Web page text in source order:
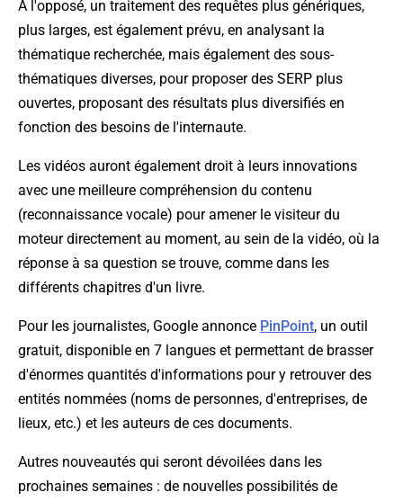
À l'opposé, un traitement des requêtes plus génériques,
plus larges, est également prévu, en analysant la
thématique recherchée, mais également des sous-
thématiques diverses, pour proposer des SERP plus
ouvertes, proposant des résultats plus diversifiés en
fonction des besoins de l'internaute.
Les vidéos auront également droit à leurs innovations
avec une meilleure compréhension du contenu
(reconnaissance vocale) pour amener le visiteur du
moteur directement au moment, au sein de la vidéo, où la
réponse à sa question se trouve, comme dans les
différents chapitres d'un livre.
Pour les journalistes, Google annonce PinPoint, un outil
gratuit, disponible en 7 langues et permettant de brasser
d'énormes quantités d'informations pour y retrouver des
entités nommées (noms de personnes, d'entreprises, de
lieux, etc.) et les auteurs de ces documents.
Autres nouveautés qui seront dévoilées dans les
prochaines semaines : de nouvelles possibilités de